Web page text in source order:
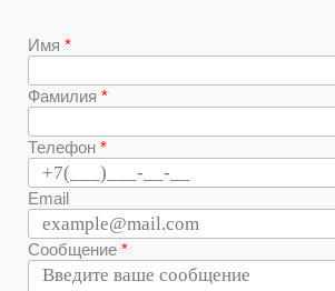
Имя
Фамилия
Телефон
Email
Сообщение